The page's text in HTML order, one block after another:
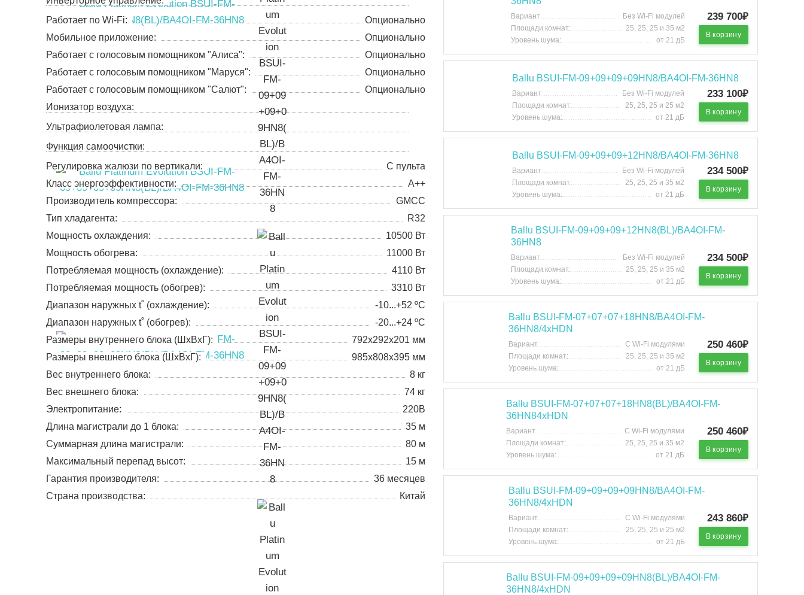
Работает по Wi-Fi:
Опционально
Мобильное приложение:
Опционально
Работает с голосовым помощником "Алиса":
Опционально
Работает с голосовым помощником "Маруся":
Опционально
Работает с голосовым помощником "Салют":
Опционально
Ионизатор воздуха:
Ультрафиолетовая лампа:
Функция самоочистки:
Регулировка жалюзи по вертикали:
С пульта
Класс энергоэффективности:
А++
Производитель компрессора:
GMCC
Тип хладагента:
R32
Мощность охлаждения:
10500 Вт
Мощность обогрева:
11000 Вт
Потребляемая мощность (охлаждение):
4110 Вт
Потребляемая мощность (обогрев):
3310 Вт
Диапазон наружных t˚ (охлаждение):
-10...+52 ºС
Диапазон наружных t˚ (обогрев):
-20...+24 ºC
Размеры внутреннего блока (ШхВхГ):
792х292х201 мм
Размеры внешнего блока (ШхВхГ):
985х808х395 мм
Вес внутреннего блока:
8 кг
Вес внешнего блока:
74 кг
Электропитание:
220В
Длина магистрали до 1 блока:
35 м
Суммарная длина магистрали:
80 м
Максимальный перепад высот:
15 м
Гарантия производителя:
36 месяцев
Страна производства:
Китай
Вариант
Без Wi-Fi модулей
Площади комнат:
25, 25, 25 и 35 м2
Уровень шума:
от 21 дБ
239 700₽
В корзину
Ballu BSUI-FM-09+09+09+09HN8/BA4OI-FM-36HN8
Вариант
Без Wi-Fi модулей
Площади комнат:
25, 25, 25 и 25 м2
Уровень шума:
от 21 дБ
233 100₽
В корзину
Ballu BSUI-FM-09+09+09+12HN8/BA4OI-FM-36HN8
Вариант
Без Wi-Fi модулей
Площади комнат:
25, 25, 25 и 35 м2
Уровень шума:
от 21 дБ
234 500₽
В корзину
Ballu BSUI-FM-09+09+09+12HN8(BL)/BA4OI-FM-
36HN8
Вариант
Без Wi-Fi модулей
Площади комнат:
25, 25, 25 и 35 м2
Уровень шума:
от 21 дБ
234 500₽
В корзину
Ballu BSUI-FM-07+07+07+18HN8/BA4OI-FM-
36HN8/4хHDN
Вариант
С Wi-Fi модулями
Площади комнат:
25, 25, 25 и 35 м2
Уровень шума:
от 21 дБ
250 460₽
В корзину
Ballu BSUI-FM-07+07+07+18HN8(BL)/BA4OI-FM-
36HN84хHDN
Вариант
С Wi-Fi модулями
Площади комнат:
25, 25, 25 и 35 м2
Уровень шума:
от 21 дБ
250 460₽
В корзину
Ballu BSUI-FM-09+09+09+09HN8/BA4OI-FM-
36HN8/4хHDN
Вариант
С Wi-Fi модулями
Площади комнат:
25, 25, 25 и 25 м2
Уровень шума:
от 21 дБ
243 860₽
В корзину
Ballu BSUI-FM-09+09+09+09HN8(BL)/BA4OI-FM-
36HN8/4хHDN